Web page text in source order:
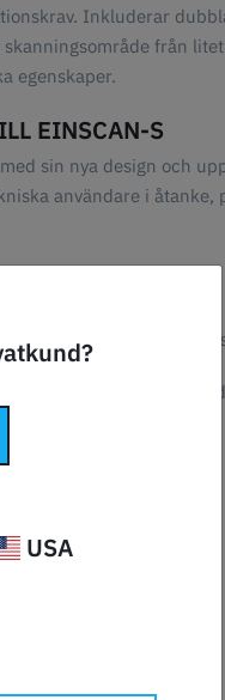
Inkluderar
från
egenskaper.
EINSCAN-S
sin nya design och
användare i
Automatisk skanning: 45
design
ett mindre fotavtryck
USA